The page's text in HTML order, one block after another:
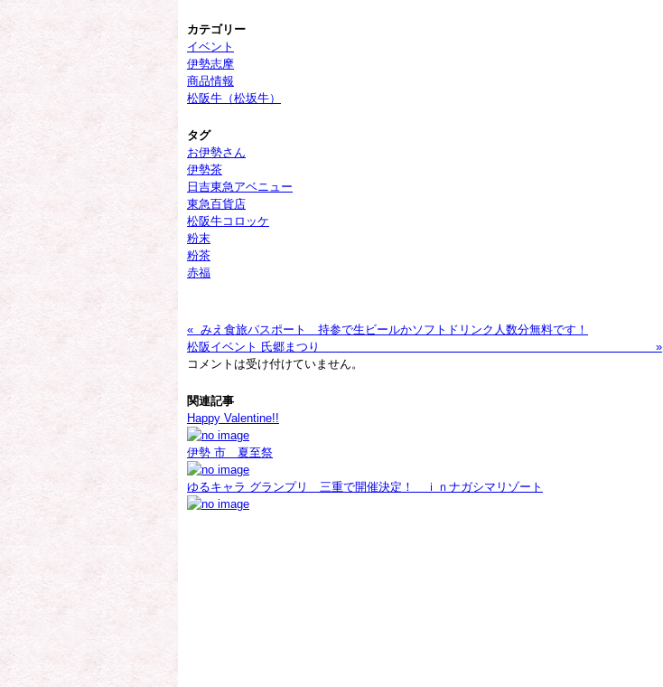
カテゴリー
イベント
伊勢志摩
商品情報
松阪牛（松坂牛）
タグ
お伊勢さん
伊勢茶
日吉東急アベニュー
東急百貨店
松阪牛コロッケ
粉末
粉茶
赤福
« みえ食旅パスポート 持参で生ビールかソフトドリンク人数分無料です！
松阪イベント 氏郷まつり »
コメントは受け付けていません。
関連記事
Happy Valentine!!
伊勢 市 夏至祭
ゆるキャラ グランプリ 三重で開催決定！ ｉｎナガシマリゾート